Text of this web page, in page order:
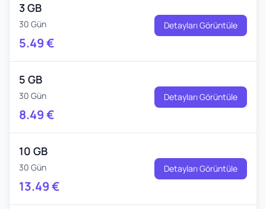
3 GB
30 Gün
5.49€
Detayları Görüntüle
5 GB
30 Gün
8.49€
Detayları Görüntüle
10 GB
30 Gün
13.49€
Detayları Görüntüle